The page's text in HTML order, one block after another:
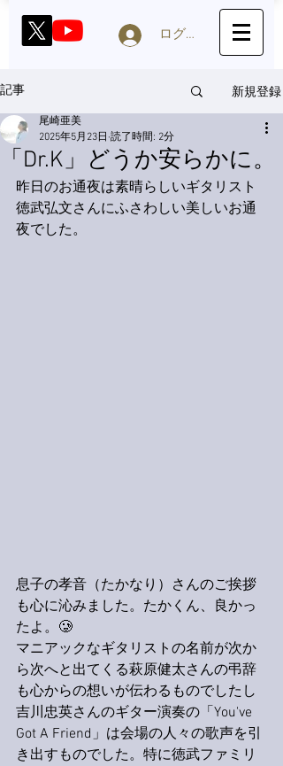
ログイン
記事 新規登録
「Dr.K」どうか安らかに。
尾崎亜美
2025年5月23日 読了時間: 2分
昨日のお通夜は素晴らしいギタリスト
徳武弘文さんにふさわしい美しいお通
夜でした。
息子の孝音（たかなり）さんのご挨拶
も心に沁みました。たかくん、良かっ
たよ。🥲
マニアックなギタリストの名前が次か
ら次へと出てくる萩原健太さんの弔辞
も心からの想いが伝わるものでしたし
吉川忠英さんのギター演奏の「You've
Got A Friend」は会場の人々の歌声を引
き出すものでした。特に徳武ファミリ